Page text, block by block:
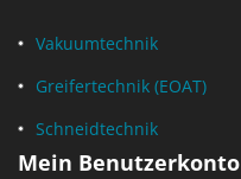
Vakuumtechnik
Greifertechnik (EOAT)
Schneidtechnik
Mein Benutzerkonto